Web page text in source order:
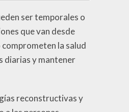
ser temporales o
que van desde
la salud
diarias y mantener
reconstructivas y